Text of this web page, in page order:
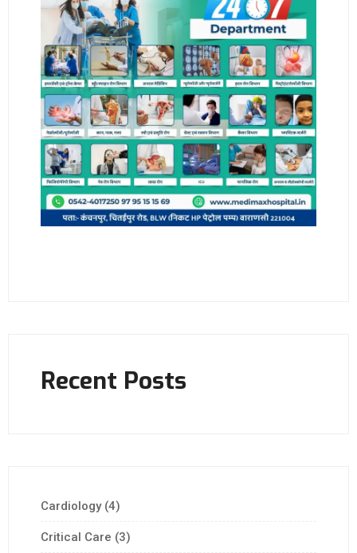
Recent Posts
Cardiology(4)
Critical Care (3)